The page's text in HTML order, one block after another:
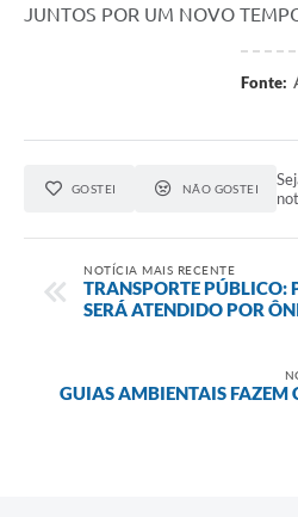
JUNTOS POR UM NOVO
Fonte:
GOSTEI NÃO GOSTEI
NOTÍCIA MAIS RECENTE
TRANSPORTE
SERÁ ATENDIDO POR
GUIAS AMBIENTAIS FAZEM